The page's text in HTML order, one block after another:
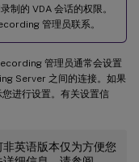
的 VDA 会话的权限。
管理员联系。
管理员通常会设置
Server 之间的连接。如果
进行设置。有关设置信
英语版本仅为方便您